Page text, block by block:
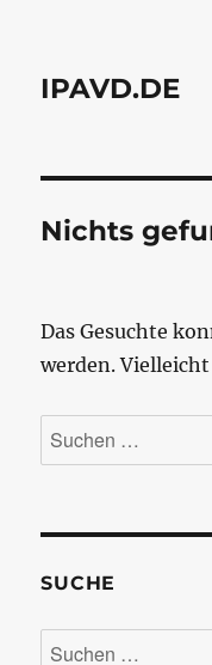
IPAVD.DE
Nichts
Das Gesuchte
werden.
Suchen
nach:
SUCHE
Suchen